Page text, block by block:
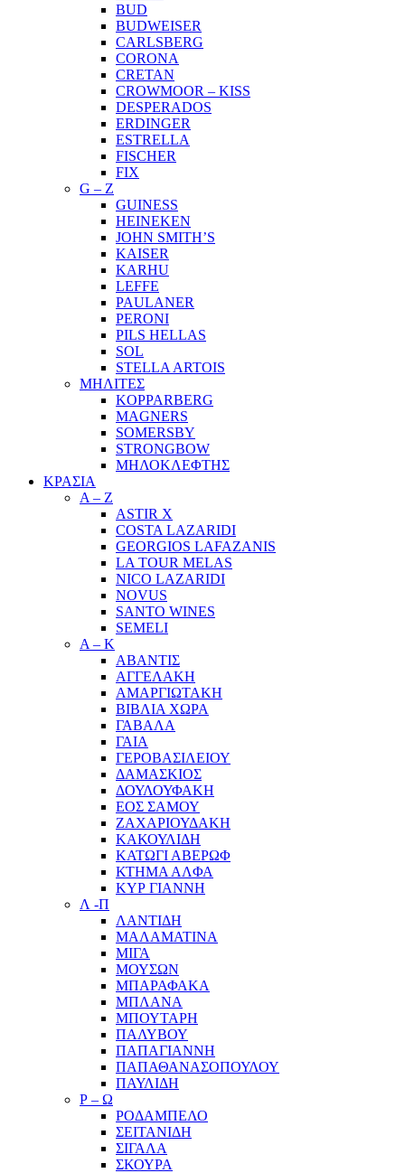
BUD
BUDWEISER
CARLSBERG
CORONA
CRETAN
CROWMOOR – KISS
DESPERADOS
ERDINGER
ESTRELLA
FISCHER
FIX
G – Z
GUINESS
HEINEKEN
JOHN SMITH’S
KAISER
KARHU
LEFFE
PAULANER
PERONI
PILS HELLAS
SOL
STELLA ARTOIS
ΜΗΛΙΤΕΣ
KOPPARBERG
MAGNERS
SOMERSBY
STRONGBOW
ΜΗΛΟΚΛΕΦΤΗΣ
ΚΡΑΣΙΑ
A – Z
ASTIR X
COSTA LAZARIDI
GEORGIOS LAFAZANIS
LA TOUR MELAS
NICO LAZARIDI
NOVUS
SANTO WINES
SEMELI
Α – Κ
ΑΒΑΝΤΙΣ
ΑΓΓΕΛΑΚΗ
ΑΜΑΡΓΙΩΤΑΚΗ
ΒΙΒΛΙΑ ΧΩΡΑ
ΓΑΒΑΛΑ
ΓΑΙΑ
ΓΕΡΟΒΑΣΙΛΕΙΟΥ
ΔΑΜΑΣΚΙΟΣ
ΔΟΥΛΟΥΦΑΚΗ
ΕΟΣ ΣΑΜΟΥ
ΖΑΧΑΡΙΟΥΔΑΚΗ
ΚΑΚΟΥΛΙΔΗ
ΚΑΤΩΓΙ ΑΒΕΡΩΦ
ΚΤΗΜΑ ΑΛΦΑ
ΚΥΡ ΓΙΑΝΝΗ
Λ -Π
ΛΑΝΤΙΔΗ
ΜΑΛΑΜΑΤΙΝΑ
ΜΙΓΑ
ΜΟΥΣΩΝ
ΜΠΑΡΑΦΑΚΑ
ΜΠΛΑΝΑ
ΜΠΟΥΤΑΡΗ
ΠΑΛΥΒΟΥ
ΠΑΠΑΓΙΑΝΝΗ
ΠΑΠΑΘΑΝΑΣΟΠΟΥΛΟΥ
ΠΑΥΛΙΔΗ
Ρ – Ω
ΡΟΔΑΜΠΕΛΟ
ΣΕΙΤΑΝΙΔΗ
ΣΙΓΑΛΑ
ΣΚΟΥΡΑ